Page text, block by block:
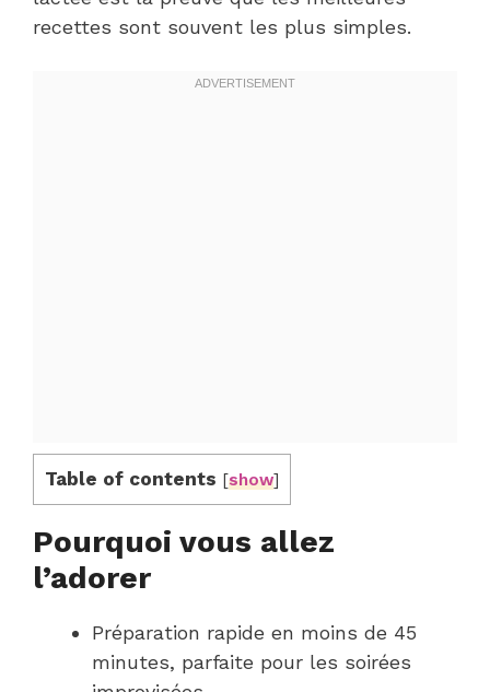
recettes sont souvent les plus simples.
Table of contents [show]
Pourquoi vous allez
l’adorer
Préparation rapide en moins de 45
minutes, parfaite pour les soirées